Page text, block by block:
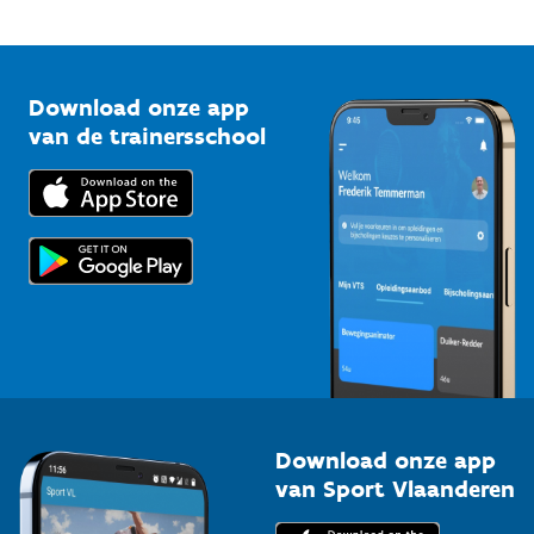
Bedrijven
Trainers en begeleiders
Topsporters
Vlaamse Trainersschool
Kennisplatform
Downloads
Voor de pers
Download onze app
van de trainersschool
Download onze app
van Sport Vlaanderen